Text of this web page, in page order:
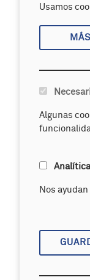
Usamos
Algunas
Nos